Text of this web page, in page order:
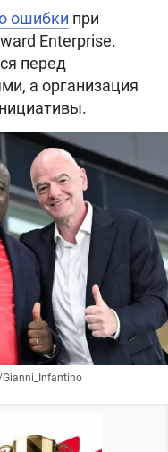
ошибки при
Enterprise.
перед
а организация